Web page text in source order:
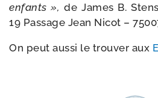
enfants »,de James B.
19 Passage Jean Nicot –
On peut aus­si le trou­ver aux